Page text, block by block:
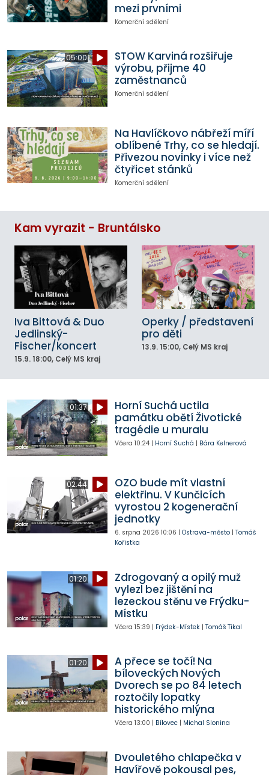
mezi prvními
Komerční sdělení
05:00
STOW Karviná rozšiřuje
výrobu, přijme 40
zaměstnanců
Komerční sdělení
Na Havlíčkovo nábřeží míří
oblíbené Trhy, co se hledají.
Přivezou novinky i více než
čtyřicet stánků
Komerční sdělení
Kam vyrazit - Bruntálsko
Iva Bittová & Duo
Jedlinský-
Fischer/koncert
15.9. 18:00, Celý MS kraj
Operky / představení
pro děti
13.9. 15:00, Celý MS kraj
01:37
Horní Suchá uctila
památku obětí Životické
tragédie u muralu
Včera 10:24| Horní Suchá | Bára Kelnerová
02:44
OZO bude mít vlastní
elektřinu. V Kunčicích
vyrostou 2 kogenerační
jednotky
6. srpna 2026 10:06 | Ostrava-město| Tomáš
Kořistka
01:20
Zdrogovaný a opilý muž
vylezl bez jištění na
lezeckou stěnu ve Frýdku-
Místku
Včera 15:39 | Frýdek-Místek| Tomáš Tikal
01:20
A přece se točí! Na
bíloveckých Nových
Dvorech se po 84 letech
roztočily lopatky
historického mlýna
Včera 13:00 | Bílovec| Michal Slonina
Dvouletého chlapečka v
Havířově pokousal pes,